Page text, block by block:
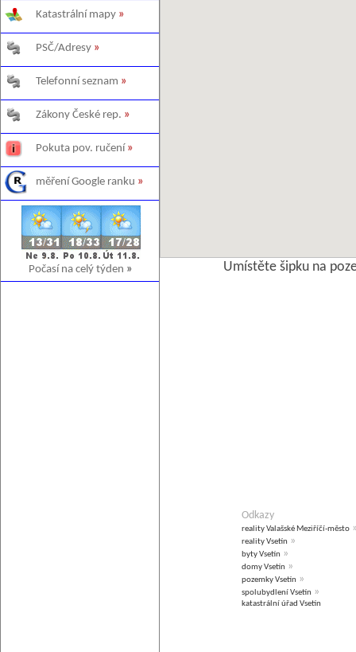
Katastrální mapy »
PSČ/Adresy »
Telefonní seznam »
Zákony České rep. »
Pokuta pov. ručení »
měření Google ranku »
Počasí na celý týden » Umístěte šipku na
Odkazy
reality Valašské Meziříčí-město
reality Vsetín »
byty Vsetín »
domy Vsetín »
pozemky Vsetín »
spolubydlení Vsetín »
katastrální úřad Vsetín